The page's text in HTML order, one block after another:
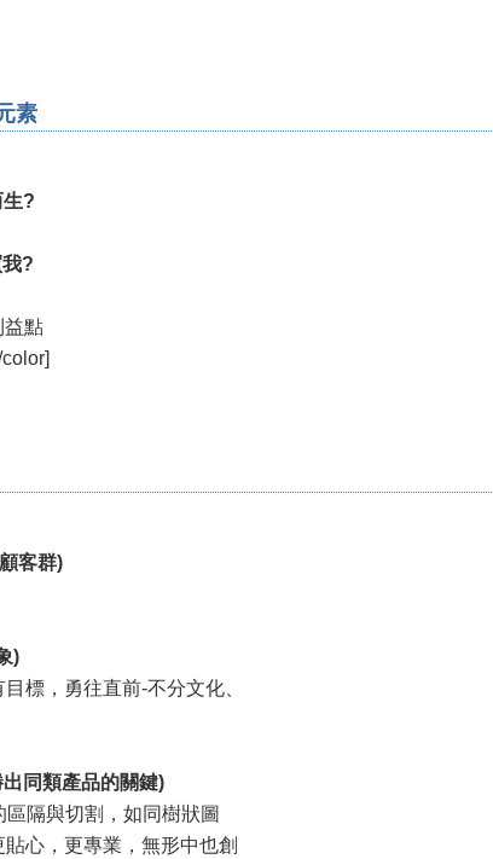
素
?
?
益點
客群)
)
標，勇往直前-不分文化、
同類產品的關鍵)
隔與切割，如同樹狀圖
心，更專業，無形中也創